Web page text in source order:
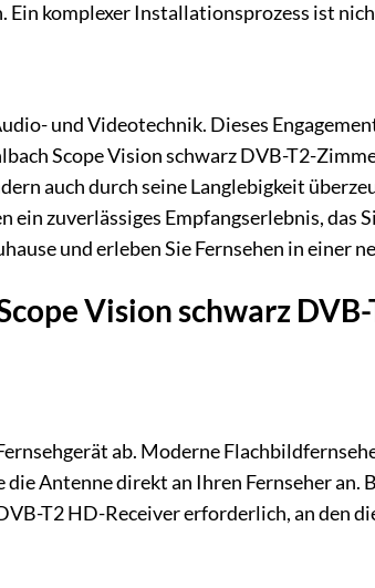
Ein komplexer Installationsprozess ist
und Videotechnik. Dieses
Scope Vision schwarz DVB-T2-
auch durch seine Langlebigkeit
zuverlässiges Empfangserlebnis, das
und erleben Sie Fernsehen in einer
Vision schwarz
ab. Moderne
Antenne direkt an Ihren Fernseher an.
T2 HD-Receiver erforderlich, an den